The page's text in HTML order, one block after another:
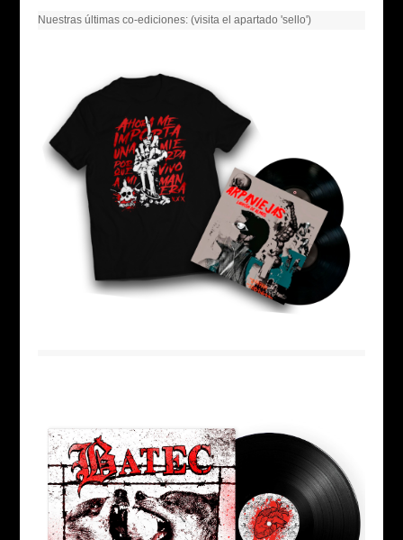
Nuestras últimas co-ediciones: (visita el apartado 'sello')